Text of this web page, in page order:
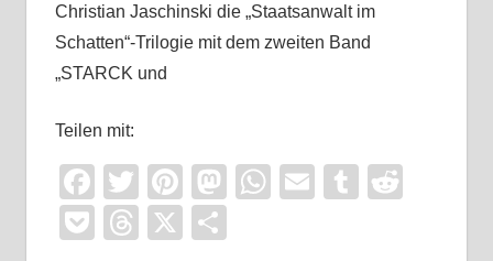
Christian Jaschinski die „Staatsanwalt im
Schatten“-Trilogie mit dem zweiten Band
„STARCK und
Teilen mit:
Facebook
TwitterPinterest
Mastodon
WhatsApp
EmailTumblr
PocketThreads
X